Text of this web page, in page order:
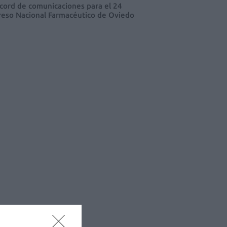
de comunicaciones para el 24
Nacional Farmacéutico de Oviedo